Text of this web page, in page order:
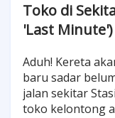
Toko di
'Last Minute')
Aduh! Kereta
baru sadar
jalan sekitar
toko kelontong